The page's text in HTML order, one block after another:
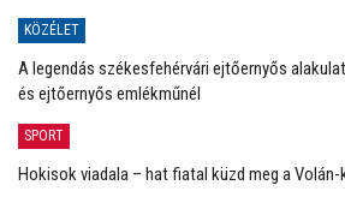
KÖZÉLET
A legendás székesfehérvári ejtőernyős
és ejtőernyős emlékműnél
SPORT
Hokisok viadala – hat fiatal küzd meg a